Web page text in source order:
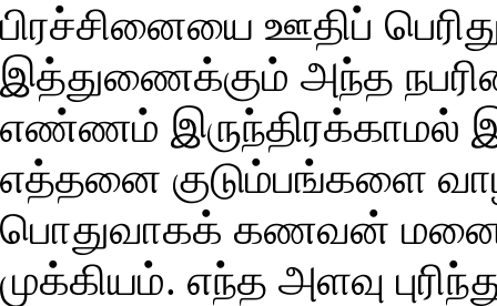
பிரச்சினையை ஊதிப்
இத்துணைக்கும் அந்த
எண்ணம் இருந்திரக்காமல்
எத்தனை குடும்பங்களை
பொதுவாகக் கணவன்
முக்கியம். எந்த அளவு